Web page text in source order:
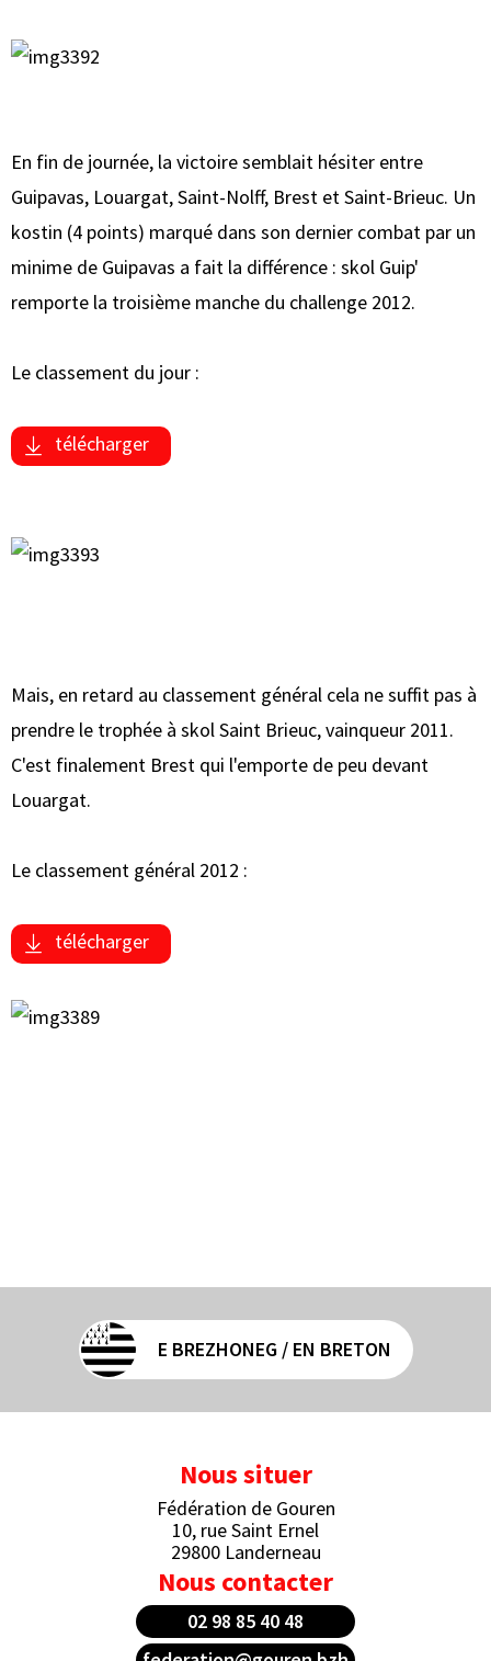
En fin de journée, la victoire semblait hésiter entre
Guipavas, Louargat, Saint-Nolff, Brest et Saint-Brieuc. Un
kostin (4 points) marqué dans son dernier combat par un
minime de Guipavas a fait la différence : skol Guip'
remporte la troisième manche du challenge 2012.
Le classement du jour :
télécharger
Mais, en retard au classement général cela ne suffit pas à
prendre le trophée à skol Saint Brieuc, vainqueur 2011.
C'est finalement Brest qui l'emporte de peu devant
Louargat.
Le classement général 2012 :
télécharger
E BREZHONEG / EN BRETON
Nous situer
Fédération de Gouren
10, rue Saint Ernel
29800 Landerneau
Nous contacter
02 98 85 40 48